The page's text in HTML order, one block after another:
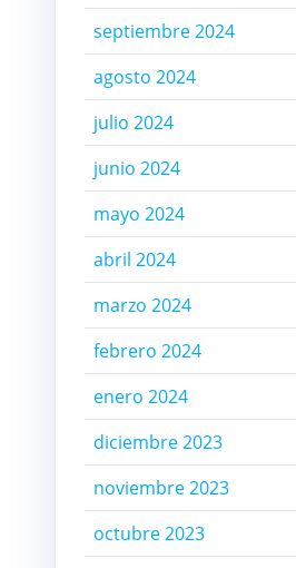
septiembre 2024
agosto 2024
julio 2024
junio 2024
mayo 2024
abril 2024
marzo 2024
febrero 2024
enero 2024
diciembre 2023
noviembre 2023
octubre 2023